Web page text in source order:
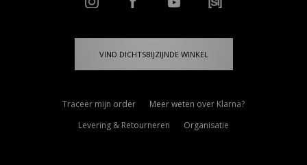
VIND DICHTSBIJZIJNDE WINKEL
Traceer mijn order
Meer weten over Klarna?
Levering & Retourneren
Organisatie